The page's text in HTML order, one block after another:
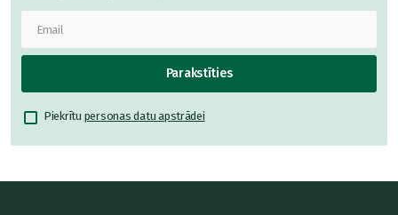
Parakstīties
Piekrītu personas datu apstrādei